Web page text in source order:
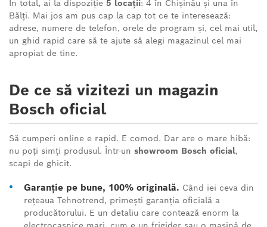
În total, ai la dispoziție 5 locații: 4 în Chișinău și una în
Bălți. Mai jos am pus cap la cap tot ce te interesează:
adrese, numere de telefon, orele de program și, cel mai util,
un ghid rapid care să te ajute să alegi magazinul cel mai
apropiat de tine.
De ce să vizitezi un magazin
Bosch oficial
Să cumperi online e rapid. E comod. Dar are o mare hibă:
nu poți simți produsul. Într-un showroom Bosch oficial,
scapi de ghicit.
• Garanție pe bune, 100% originală. Când iei ceva din
rețeaua Tehnotrend, primești garanția oficială a
producătorului. E un detaliu care contează enorm la